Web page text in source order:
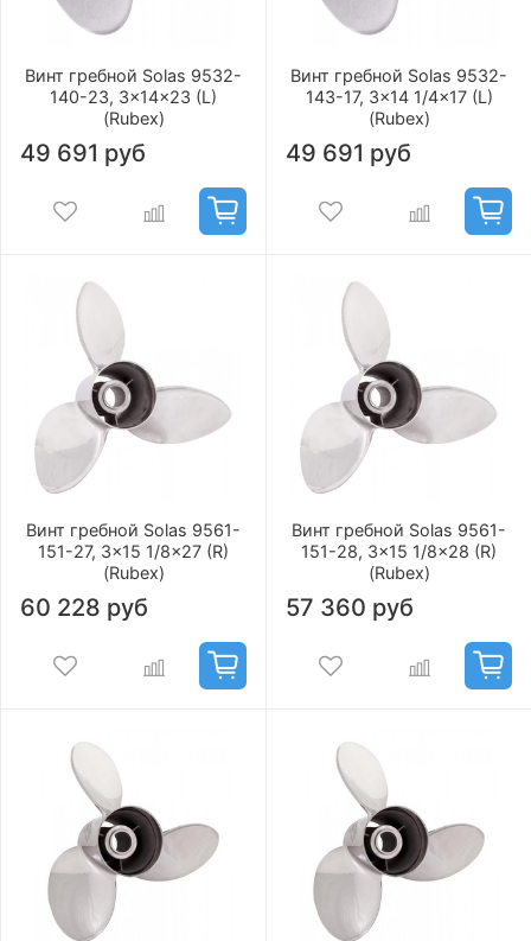
Винт гребной Solas 9532-
140-23, 3x14x23 (L)
(Rubex)
49 691 руб
Винт гребной Solas 9532-
143-17, 3x14 1/4x17 (L)
(Rubex)
49 691 руб
Винт гребной Solas 9561-
151-27, 3x15 1/8x27 (R)
(Rubex)
60 228 руб
Винт гребной Solas 9561-
151-28, 3x15 1/8x28 (R)
(Rubex)
57 360 руб